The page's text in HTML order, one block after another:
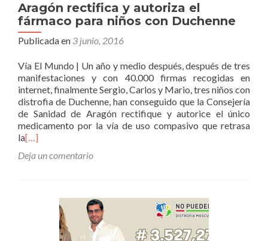
Aragón rectifica y autoriza el
fármaco para niños con Duchenne
Publicada en 3 junio, 2016
Vía El Mundo | Un año y medio después, después de tres
manifestaciones y con 40.000 firmas recogidas en
internet, finalmente Sergio, Carlos y Mario, tres niños con
distrofia de Duchenne, han conseguido que la Consejería
de Sanidad de Aragón rectifique y autorice el único
medicamento por la vía de uso compasivo que retrasa
la[…]
Deja un comentario